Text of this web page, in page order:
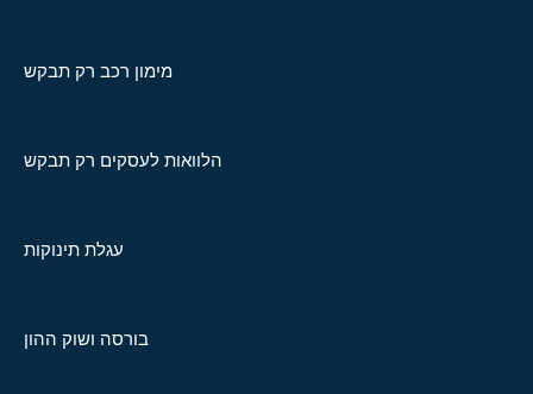
מימון רכב רק תבקש
הלוואות לעסקים רק תבקש
עגלת תינוקות
בורסה ושוק ההון